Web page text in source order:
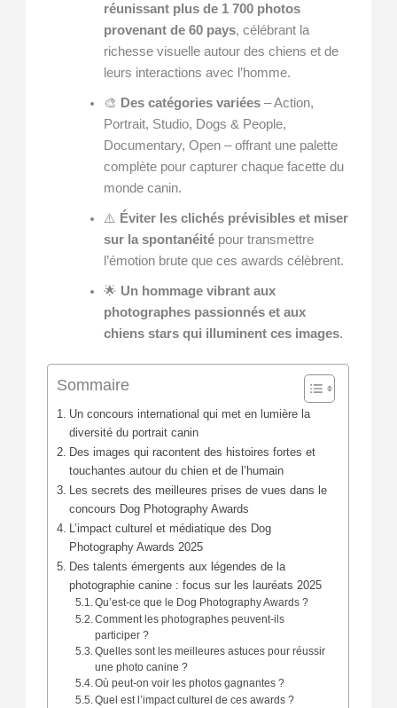
réunissant plus de 1 700 photos
provenant de 60 pays, célébrant la
richesse visuelle autour des chiens et de
leurs interactions avec l’homme.
🎨 Des catégories variées– Action,
Portrait, Studio, Dogs & People,
Documentary, Open – offrant une palette
complète pour capturer chaque facette du
monde canin.
⚠️ Éviter les clichés prévisibles et miser
sur la spontanéitépour transmettre
l’émotion brute que ces awards célèbrent.
🌟 Un hommage vibrant aux
photographes passionnés et aux
chiens stars qui illuminent ces images.
Sommaire
Un concours international qui met en lumière la
diversité du portrait canin
Des images qui racontent des histoires fortes et
touchantes autour du chien et de l’humain
Les secrets des meilleures prises de vues dans le
concours Dog Photography Awards
L’impact culturel et médiatique des Dog
Photography Awards 2025
Des talents émergents aux légendes de la
photographie canine : focus sur les lauréats 2025
Qu’est-ce que le Dog Photography Awards ?
Comment les photographes peuvent-ils
participer ?
Quelles sont les meilleures astuces pour réussir
une photo canine ?
Où peut-on voir les photos gagnantes ?
Quel est l’impact culturel de ces awards ?